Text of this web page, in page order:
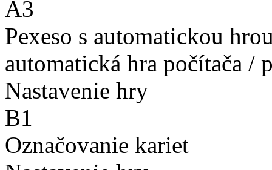
A3
Pexeso s automatickou
automatická hra počítača /
Nastavenie hry
B1
Označovanie kariet